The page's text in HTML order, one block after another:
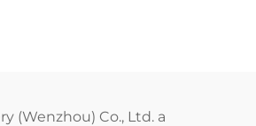
(Wenzhou) Co., Ltd. a